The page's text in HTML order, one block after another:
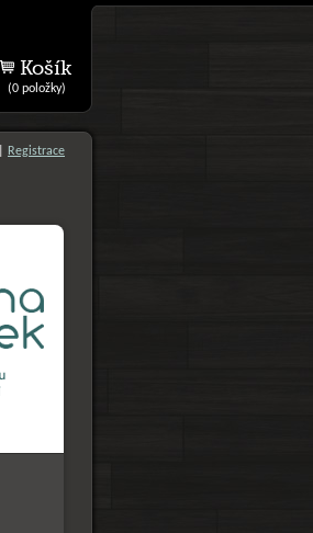
Registrace
Košík
(0 položky)